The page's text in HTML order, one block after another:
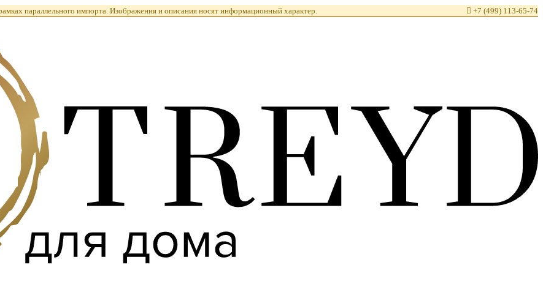
параллельного импорта. Изображения и описания носят информационный характер.  +7 (499) 113-65-74